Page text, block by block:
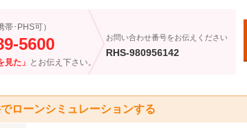
･PHS可）
5600
見た」 とお伝え下さい。
お問い合わせ番号をお伝えください
RHS-980956142
ローンシミュレーションする